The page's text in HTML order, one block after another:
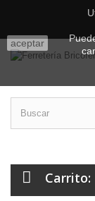
Carrito:
aceptar